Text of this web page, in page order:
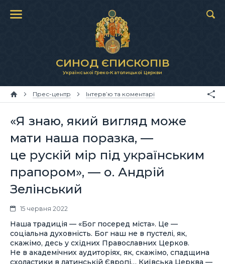
СИНОД ЄПИСКОПІВ
Української Греко-Католицької Церкви
Прес-центр Інтерв’ю та коментарі
«Я знаю, який вигляд може
мати наша поразка, —
це рускій мір під українським
прапором», — о. Андрій
Зелінський
15 червня 2022
Наша традиція — «Бог посеред міста». Це —
соціальна духовність. Бог наш не в пустелі, як,
скажімо, десь у східних Православних Церков.
Не в академічних аудиторіях, як, скажімо, спадщина
схоластики в латинській Європі… Київська Церква —